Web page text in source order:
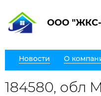
ООО
Новости О
184580, обл